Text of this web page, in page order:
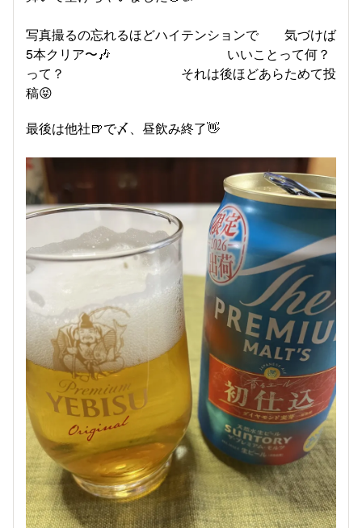
写真撮るの忘れるほどハイテンションで 気づけば
5本クリア〜🎶 いいことって何？
って？ それは後ほどあらためて投
稿😝
最後は他社🍺で〆、昼飲み終了👋